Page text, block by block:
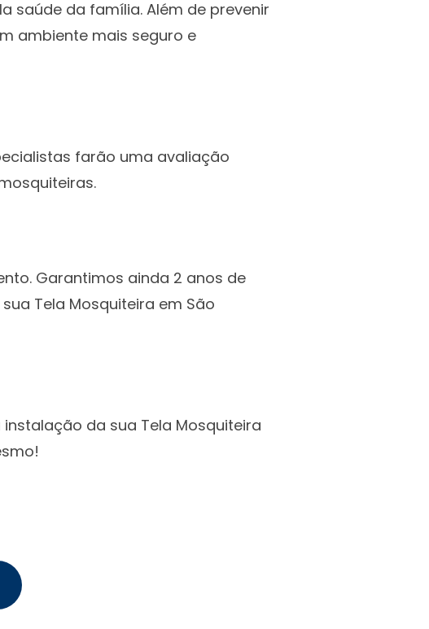
saúde da família. Além de prevenir
ambiente mais seguro e
farão uma avaliação
Garantimos ainda 2 anos de
Tela Mosquiteira em São
da sua Tela Mosquiteira